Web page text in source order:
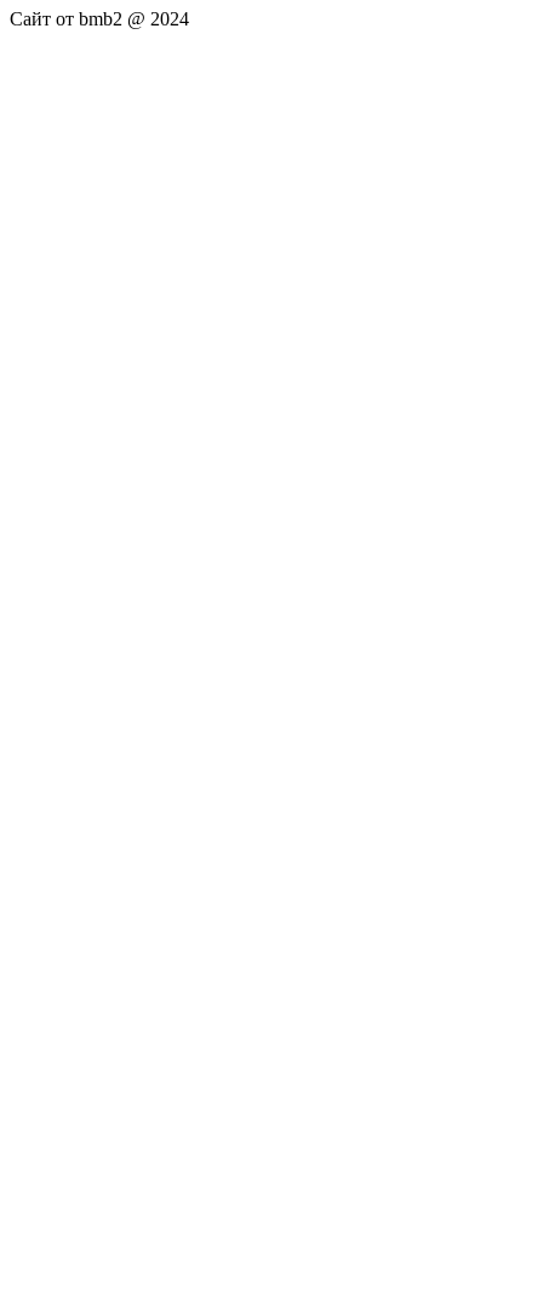
Сайт от bmb2 @ 2024